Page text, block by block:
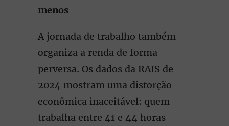
menos
A jornada de trabalho também
organiza a renda de forma
perversa. Os dados da RAIS de
2024 mostram uma distorção
econômica inaceitável: quem
trabalha entre 41 e 44 horas